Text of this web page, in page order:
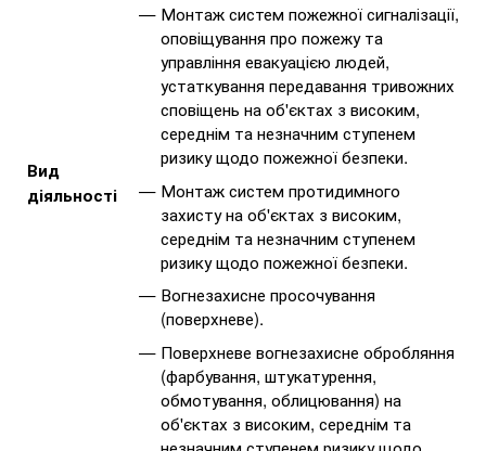
Вид
діяльності
Монтаж систем пожежної сигналізації,
оповіщування про пожежу та
управління евакуацією людей,
устаткування передавання тривожних
сповіщень на об'єктах з високим,
середнім та незначним ступенем
ризику щодо пожежної безпеки.
Монтаж систем протидимного
захисту на об'єктах з високим,
середнім та незначним ступенем
ризику щодо пожежної безпеки.
Вогнезахисне просочування
(поверхневе).
Поверхневе вогнезахисне обробляння
(фарбування, штукатурення,
обмотування, облицювання) на
об'єктах з високим, середнім та
незначним ступенем ризику щодо